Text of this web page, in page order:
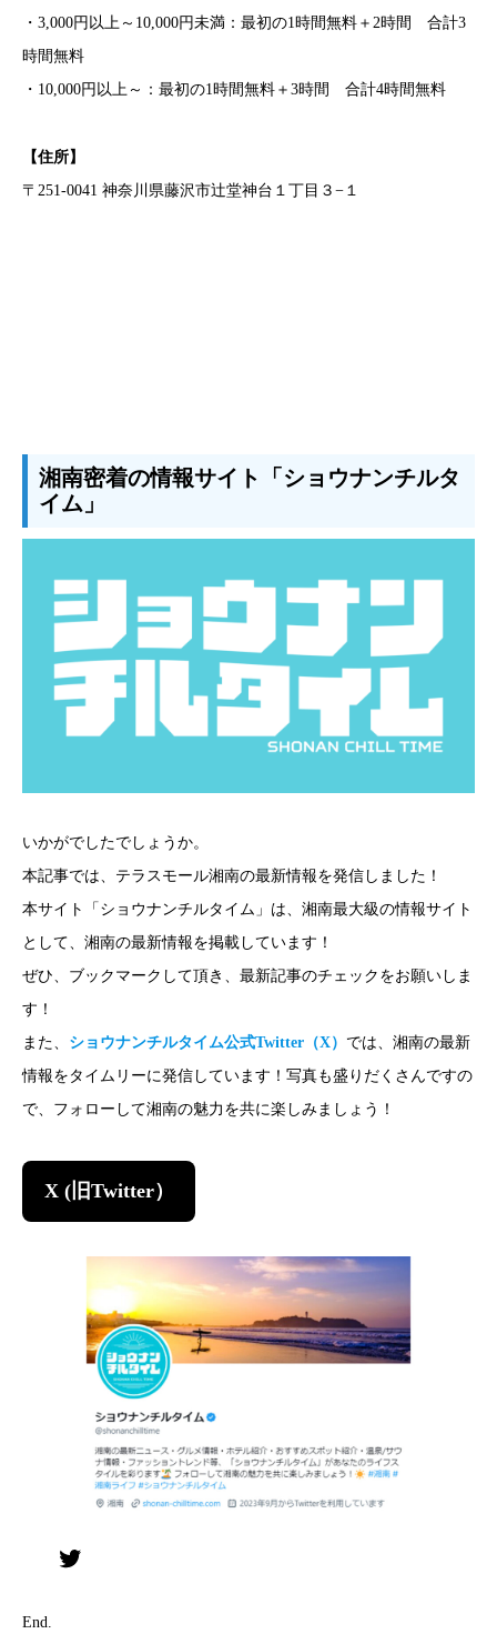
・3,000円以上～10,000円未満：最初の1時間無料＋2時間 合計3
時間無料
・10,000円以上～：最初の1時間無料＋3時間 合計4時間無料
【住所】
〒251-0041 神奈川県藤沢市辻堂神台１丁目３−１
湘南密着の情報サイト「ショウナンチルタ
イム」
いかがでしたでしょうか。
本記事では、テラスモール湘南の最新情報を発信しました！
本サイト「ショウナンチルタイム」は、湘南最大級の情報サイト
として、湘南の最新情報を掲載しています！
ぜひ、ブックマークして頂き、最新記事のチェックをお願いしま
す！
また、 ショウナンチルタイム公式Twitter（X） では、湘南の最新
情報をタイムリーに発信しています！写真も盛りだくさんですの
で、フォローして湘南の魅力を共に楽しみましょう！
X (旧Twitter）
Twitter
End.